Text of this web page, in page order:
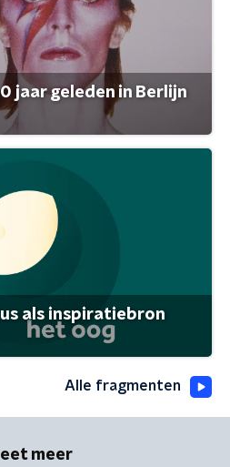
jaar geleden in Berlijn
als inspiratiebron
Alle fragmenten
meer